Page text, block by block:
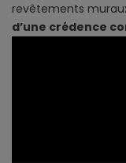
revêtements
d’une crédence